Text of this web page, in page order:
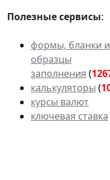
Полезные сервисы:
формы, бланки и
образцы
заполнения (
калькуляторы (
курсы валют
ключевая ставка